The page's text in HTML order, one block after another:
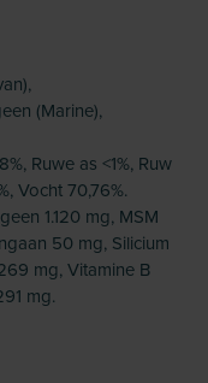
(Marine),
Ruwe as <1%, Ruw
Vocht 70,76%.
1.120 mg, MSM
50 mg, Silicium
mg, Vitamine B
mg.